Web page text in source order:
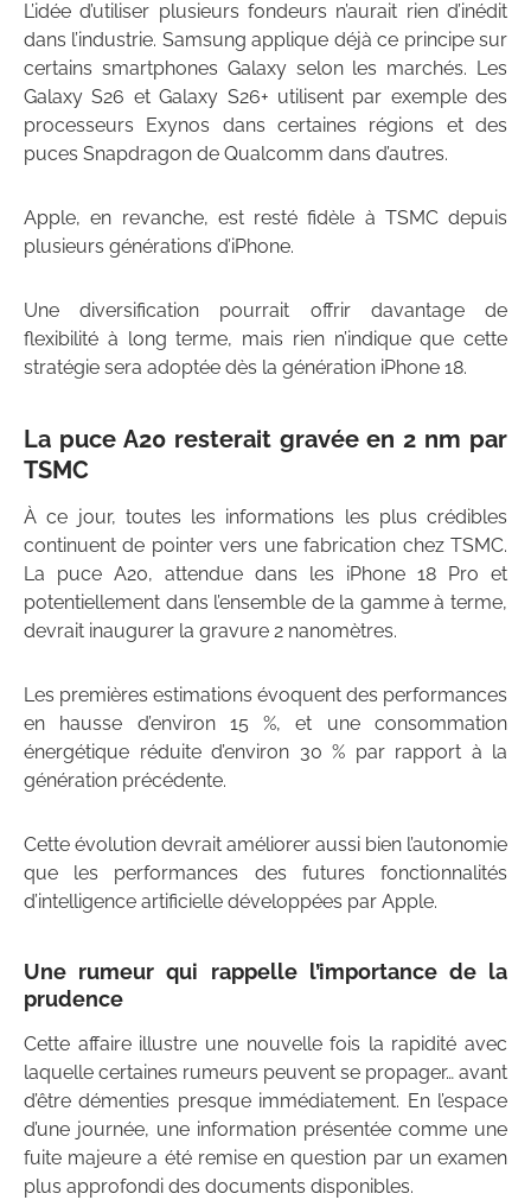
L’idée d’utiliser plusieurs fondeurs n’aurait rien d’inédit
dans l’industrie. Samsung applique déjà ce principe sur
certains smartphones Galaxy selon les marchés. Les
Galaxy S26 et Galaxy S26+ utilisent par exemple des
processeurs Exynos dans certaines régions et des
puces Snapdragon de Qualcomm dans d’autres.
Apple, en revanche, est resté fidèle à TSMC depuis
plusieurs générations d’iPhone.
Une diversification pourrait offrir davantage de
flexibilité à long terme, mais rien n’indique que cette
stratégie sera adoptée dès la génération iPhone 18.
La puce A20 resterait gravée en 2 nm par
TSMC
À ce jour, toutes les informations les plus crédibles
continuent de pointer vers une fabrication chez TSMC.
La puce A20, attendue dans les iPhone 18 Pro et
potentiellement dans l’ensemble de la gamme à terme,
devrait inaugurer la gravure 2 nanomètres.
Les premières estimations évoquent des performances
en hausse d’environ 15 %, et une consommation
énergétique réduite d’environ 30 % par rapport à la
génération précédente.
Cette évolution devrait améliorer aussi bien l’autonomie
que les performances des futures fonctionnalités
d’intelligence artificielle développées par Apple.
Une rumeur qui rappelle l’importance de la
prudence
Cette affaire illustre une nouvelle fois la rapidité avec
laquelle certaines rumeurs peuvent se propager… avant
d’être démenties presque immédiatement. En l’espace
d’une journée, une information présentée comme une
fuite majeure a été remise en question par un examen
plus approfondi des documents disponibles.